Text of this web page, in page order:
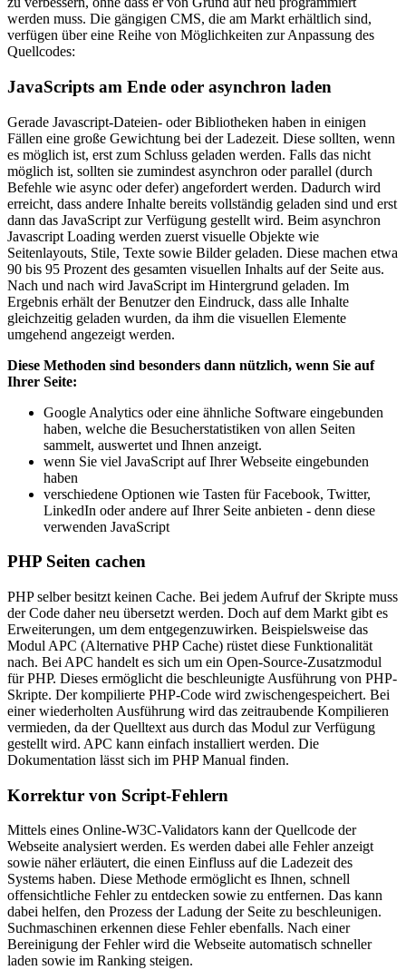
werden muss. Die gängigen CMS, die am Markt erhältlich sind,
verfügen über eine Reihe von Möglichkeiten zur Anpassung des
Quellcodes:
JavaScripts am Ende oder asynchron laden
Gerade Javascript-Dateien- oder Bibliotheken haben in einigen
Fällen eine große Gewichtung bei der Ladezeit. Diese sollten, wenn
es möglich ist, erst zum Schluss geladen werden. Falls das nicht
möglich ist, sollten sie zumindest asynchron oder parallel (durch
Befehle wie async oder defer) angefordert werden. Dadurch wird
erreicht, dass andere Inhalte bereits vollständig geladen sind und erst
dann das JavaScript zur Verfügung gestellt wird. Beim asynchron
Javascript Loading werden zuerst visuelle Objekte wie
Seitenlayouts, Stile, Texte sowie Bilder geladen. Diese machen etwa
90 bis 95 Prozent des gesamten visuellen Inhalts auf der Seite aus.
Nach und nach wird JavaScript im Hintergrund geladen. Im
Ergebnis erhält der Benutzer den Eindruck, dass alle Inhalte
gleichzeitig geladen wurden, da ihm die visuellen Elemente
umgehend angezeigt werden.
Diese Methoden sind besonders dann nützlich, wenn Sie auf
Ihrer Seite:
Google Analytics oder eine ähnliche Software eingebunden
haben, welche die Besucherstatistiken von allen Seiten
sammelt, auswertet und Ihnen anzeigt.
wenn Sie viel JavaScript auf Ihrer Webseite eingebunden
haben
verschiedene Optionen wie Tasten für Facebook, Twitter,
LinkedIn oder andere auf Ihrer Seite anbieten - denn diese
verwenden JavaScript
PHP Seiten cachen
PHP selber besitzt keinen Cache. Bei jedem Aufruf der Skripte muss
der Code daher neu übersetzt werden. Doch auf dem Markt gibt es
Erweiterungen, um dem entgegenzuwirken. Beispielsweise das
Modul APC (Alternative PHP Cache) rüstet diese Funktionalität
nach. Bei APC handelt es sich um ein Open-Source-Zusatzmodul
für PHP. Dieses ermöglicht die beschleunigte Ausführung von PHP-
Skripte. Der kompilierte PHP-Code wird zwischengespeichert. Bei
einer wiederholten Ausführung wird das zeitraubende Kompilieren
vermieden, da der Quelltext aus durch das Modul zur Verfügung
gestellt wird. APC kann einfach installiert werden. Die
Dokumentation lässt sich im PHP Manual finden.
Korrektur von Script-Fehlern
Mittels eines Online-W3C-Validators kann der Quellcode der
Webseite analysiert werden. Es werden dabei alle Fehler anzeigt
sowie näher erläutert, die einen Einfluss auf die Ladezeit des
Systems haben. Diese Methode ermöglicht es Ihnen, schnell
offensichtliche Fehler zu entdecken sowie zu entfernen. Das kann
dabei helfen, den Prozess der Ladung der Seite zu beschleunigen.
Suchmaschinen erkennen diese Fehler ebenfalls. Nach einer
Bereinigung der Fehler wird die Webseite automatisch schneller
laden sowie im Ranking steigen.